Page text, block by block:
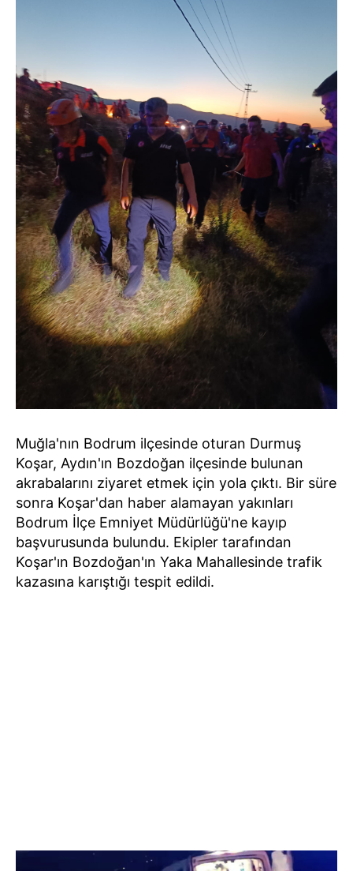
Muğla'nın Bodrum ilçesinde oturan Durmuş
Koşar, Aydın'ın Bozdoğan ilçesinde bulunan
akrabalarını ziyaret etmek için yola çıktı. Bir süre
sonra Koşar'dan haber alamayan yakınları
Bodrum İlçe Emniyet Müdürlüğü'ne kayıp
başvurusunda bulundu. Ekipler tarafından
Koşar'ın Bozdoğan'ın Yaka Mahallesinde trafik
kazasına karıştığı tespit edildi.